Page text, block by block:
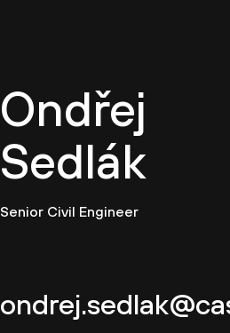
Ondřej
Sedlák
Senior Civil Engineer